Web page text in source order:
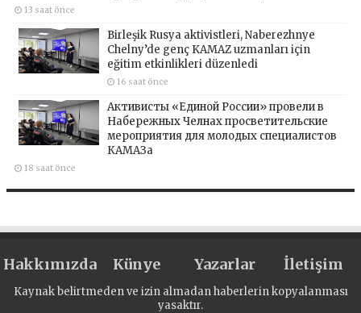
13 saat önce
Birleşik Rusya aktivistleri, Naberezhnye
Chelny’de genç KAMAZ uzmanları için
eğitim etkinlikleri düzenledi
16 saat önce
Активисты «Единой России» провели в
Набережных Челнах просветительские
мероприятия для молодых специалистов
КАМАЗа
18 saat önce
Hakkımızda Künye Yazarlar İletişim
Kaynak belirtmeden ve izin almadan haberlerin kopyalanması
yasaktır.